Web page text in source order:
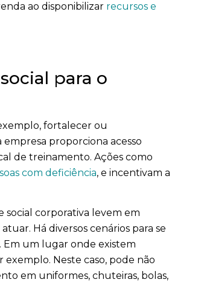
ao disponibilizar recursos e
para o
fortalecer ou
proporciona acesso
de treinamento. Ações como
com deficiência, e incentivam a
corporativa levem em
Há diversos cenários para se
Em um lugar onde existem
Neste caso, pode não
em uniformes, chuteiras, bolas,